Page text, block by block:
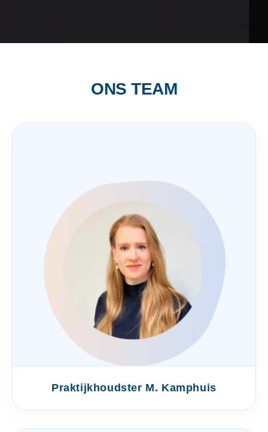
ONS TEAM
Praktijkhoudster M. Kamphuis